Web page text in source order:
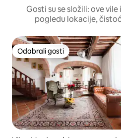
Gosti su se složili: ove
pogledu lokacije,
Odabrali gosti
Odabrali gosti